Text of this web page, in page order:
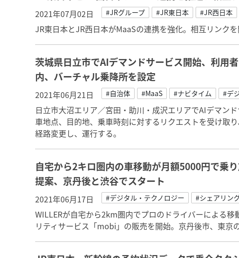
2021年07月02日 #JRグループ #JR東日本 #JR西日本
JR東日本とJR西日本がMaaSの連携を強化。相互リンクを
茨城県日立市でAIデマンドサービス開始、利用
内、バーチャル乗降所を設定
2021年06月21日 #自治体 #MaaS #ナビタイム #デ
日立市大沼エリア／宮田・助川・成沢エリアでAIデマン
車地点、目的地、乗車時刻に対するリクエストを受け取
経路変更し、運行する。
自宅から2キロ圏内の車移動が月額5000円で乗
提案、京丹後と渋谷でスタート
2021年06月17日 #デジタル・テクノロジー #シェアリン
WILLERが自宅から2km圏内でプロのドライバーによる
リティサービス「mobi」の販売を開始。京丹後市、東京